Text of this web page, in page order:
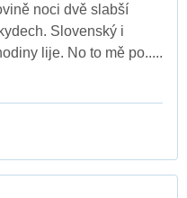
noci dvě slabší
Slovenský i
lije. No to mě po.....